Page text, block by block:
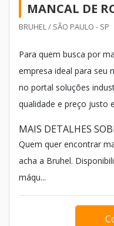
MANCAL DE
BRUHEL / SÃO PAULO - SP
Para quem busca por
empresa ideal para seu
no portal soluções
qualidade e preço justo
MAIS DETALHES
Quem quer encontrar
acha a Bruhel.
máqu...